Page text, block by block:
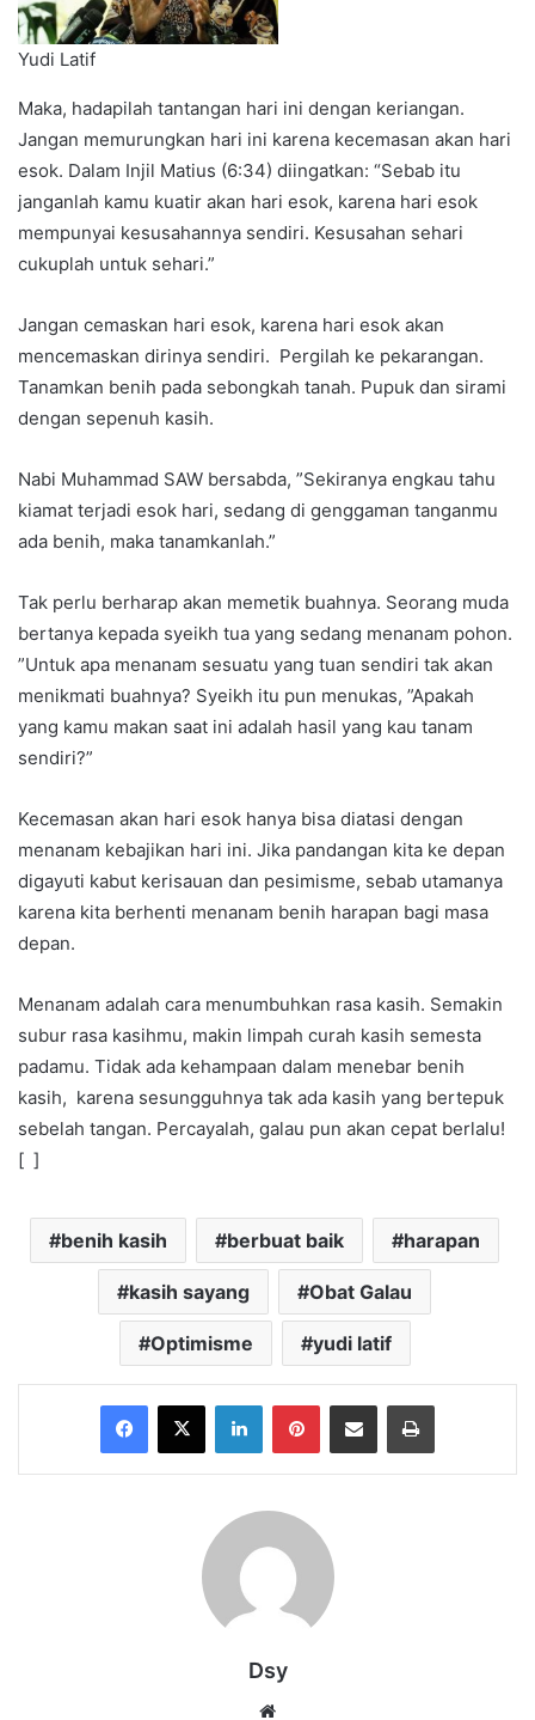
Yudi Latif
Maka, hadapilah tantangan hari ini dengan keriangan.
Jangan memurungkan hari ini karena kecemasan akan hari
esok. Dalam Injil Matius (6:34) diingatkan: “Sebab itu
janganlah kamu kuatir akan hari esok, karena hari esok
mempunyai kesusahannya sendiri. Kesusahan sehari
cukuplah untuk sehari.”
Jangan cemaskan hari esok, karena hari esok akan
mencemaskan dirinya sendiri. Pergilah ke pekarangan.
Tanamkan benih pada sebongkah tanah. Pupuk dan sirami
dengan sepenuh kasih.
Nabi Muhammad SAW bersabda, ”Sekiranya engkau tahu
kiamat terjadi esok hari, sedang di genggaman tanganmu
ada benih, maka tanamkanlah.”
Tak perlu berharap akan memetik buahnya. Seorang muda
bertanya kepada syeikh tua yang sedang menanam pohon.
”Untuk apa menanam sesuatu yang tuan sendiri tak akan
menikmati buahnya? Syeikh itu pun menukas, ”Apakah
yang kamu makan saat ini adalah hasil yang kau tanam
sendiri?”
Kecemasan akan hari esok hanya bisa diatasi dengan
menanam kebajikan hari ini. Jika pandangan kita ke depan
digayuti kabut kerisauan dan pesimisme, sebab utamanya
karena kita berhenti menanam benih harapan bagi masa
depan.
Menanam adalah cara menumbuhkan rasa kasih. Semakin
subur rasa kasihmu, makin limpah curah kasih semesta
padamu. Tidak ada kehampaan dalam menebar benih
kasih, karena sesungguhnya tak ada kasih yang bertepuk
sebelah tangan. Percayalah, galau pun akan cepat berlalu!
[ ]
benih kasih berbuat baik harapan
kasih sayang Obat Galau
Optimisme yudi latif
Facebook
X LinkedInPinterestShare via Email Print
Dsy